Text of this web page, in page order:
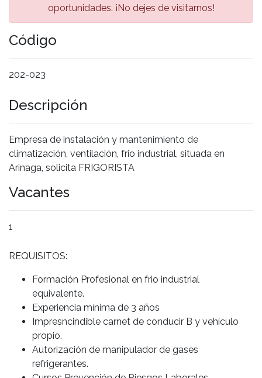
oportunidades. ¡No dejes de visitarnos!
Código
202-023
Descripción
Empresa de instalación y mantenimiento de
climatización, ventilación, frio industrial, situada en
Arinaga, solicita FRIGORISTA
Vacantes
1
REQUISITOS:
Formación Profesional en frio industrial
equivalente.
Experiencia mínima de 3 años
Impresncindible carnet de conducir B y vehículo
propio.
Autorización de manipulador de gases
refrigerantes.